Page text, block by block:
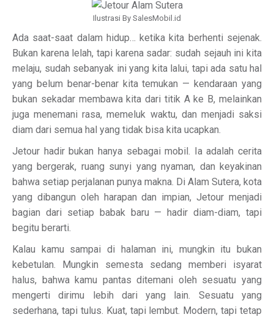
Ilustrasi By SalesMobil.id
Ada saat-saat dalam hidup… ketika kita berhenti sejenak.
Bukan karena lelah, tapi karena sadar: sudah sejauh ini kita
melaju, sudah sebanyak ini yang kita lalui, tapi ada satu hal
yang belum benar-benar kita temukan — kendaraan yang
bukan sekadar membawa kita dari titik A ke B, melainkan
juga menemani rasa, memeluk waktu, dan menjadi saksi
diam dari semua hal yang tidak bisa kita ucapkan.
Jetour hadir bukan hanya sebagai mobil. Ia adalah cerita
yang bergerak, ruang sunyi yang nyaman, dan keyakinan
bahwa setiap perjalanan punya makna. Di Alam Sutera, kota
yang dibangun oleh harapan dan impian, Jetour menjadi
bagian dari setiap babak baru — hadir diam-diam, tapi
begitu berarti.
Kalau kamu sampai di halaman ini, mungkin itu bukan
kebetulan. Mungkin semesta sedang memberi isyarat
halus, bahwa kamu pantas ditemani oleh sesuatu yang
mengerti dirimu lebih dari yang lain. Sesuatu yang
sederhana, tapi tulus. Kuat, tapi lembut. Modern, tapi tetap